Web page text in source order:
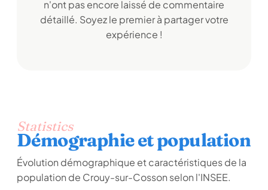
n'ont pas encore laissé de commentaire
détaillé. Soyez le premier à partager votre
expérience !
Statistics
Démographie et population
Évolution démographique et caractéristiques de la
population de Crouy-sur-Cosson selon l'INSEE.